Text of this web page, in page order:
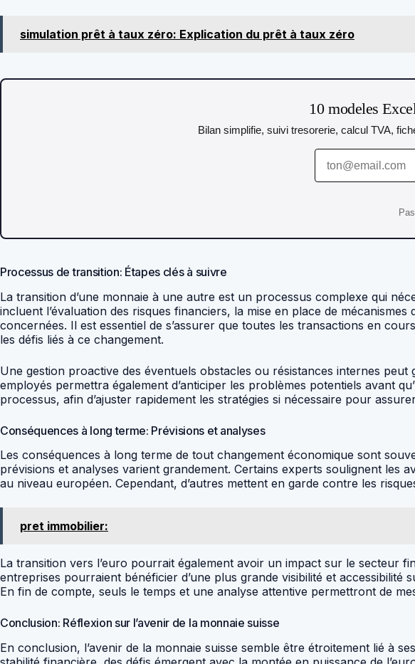
simulation prêt à taux zéro: Explication du prêt à taux zéro
10 modeles
Bilan simplifie, suivi tresorerie, calcul TVA,
Processus de transition: Étapes clés à suivre
La transition d’une monnaie à une autre est un processus complexe qui
incluent l’évaluation des risques financiers, la mise en place de
concernées. Il est essentiel de s’assurer que toutes les transactions en
les défis liés à ce changement.
Une gestion proactive des éventuels obstacles ou résistances internes
employés permettra également d’anticiper les problèmes potentiels avant
processus, afin d’ajuster rapidement les stratégies si nécessaire pour
Conséquences à long terme: Prévisions et analyses
Les conséquences à long terme de tout changement économique sont
prévisions et analyses varient grandement. Certains experts soulignent les
au niveau européen. Cependant, d’autres mettent en garde contre les
pret immobilier:
La transition vers l’euro pourrait également avoir un impact sur le secteur
entreprises pourraient bénéficier d’une plus grande visibilité et
En fin de compte, seuls le temps et une analyse attentive permettront de
Conclusion: Réflexion sur l’avenir de la monnaie suisse
En conclusion, l’avenir de la monnaie suisse semble être étroitement lié à